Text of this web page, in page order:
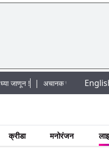
|अचानक पूराचा धोका: खडकवासला
क्रीडा मनोरंजन